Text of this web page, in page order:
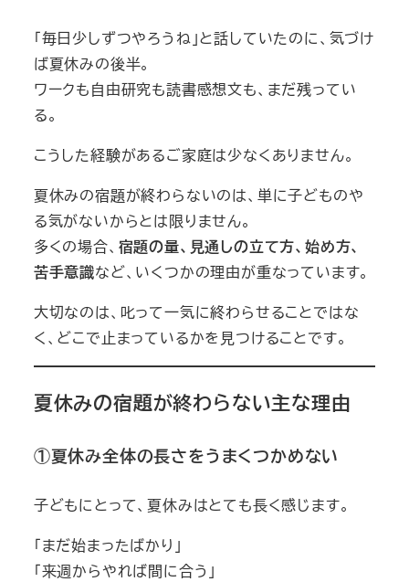
「毎日少しずつやろうね」と話していたのに、気づけ
ば夏休みの後半。
ワークも自由研究も読書感想文も、まだ残ってい
る。
こうした経験があるご家庭は少なくありません。
夏休みの宿題が終わらないのは、単に子どものや
る気がないからとは限りません。
多くの場合、 宿題の量、見通しの立て方、始め方、
苦手意識など、いくつかの理由が重なっています。
大切なのは、叱って一気に終わらせることではな
く、どこで止まっているかを見つけることです。
夏休みの宿題が終わらない主な理由
①夏休み全体の長さをうまくつかめない
子どもにとって、夏休みはとても長く感じます。
「まだ始まったばかり」
「来週からやれば間に合う」